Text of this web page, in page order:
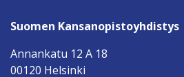
Suomen Kansanopistoyhdistys
Annankatu 12 A 18
00120 Helsinki